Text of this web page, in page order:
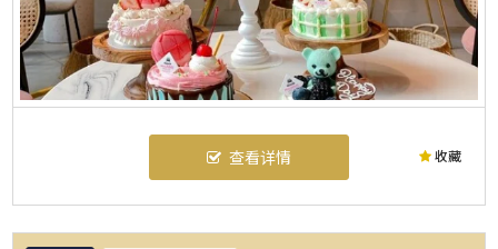
收藏
查看详情